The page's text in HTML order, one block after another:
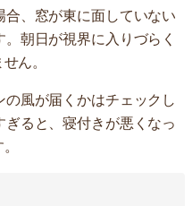
合、窓が東に面していない
朝日が視界に入りづらく
ん。
風が届くかはチェックし
ると、寝付きが悪くなっ